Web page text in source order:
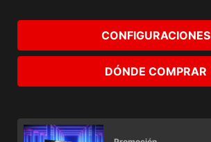
CONFIGURACIONES
DÓNDE COMPRAR